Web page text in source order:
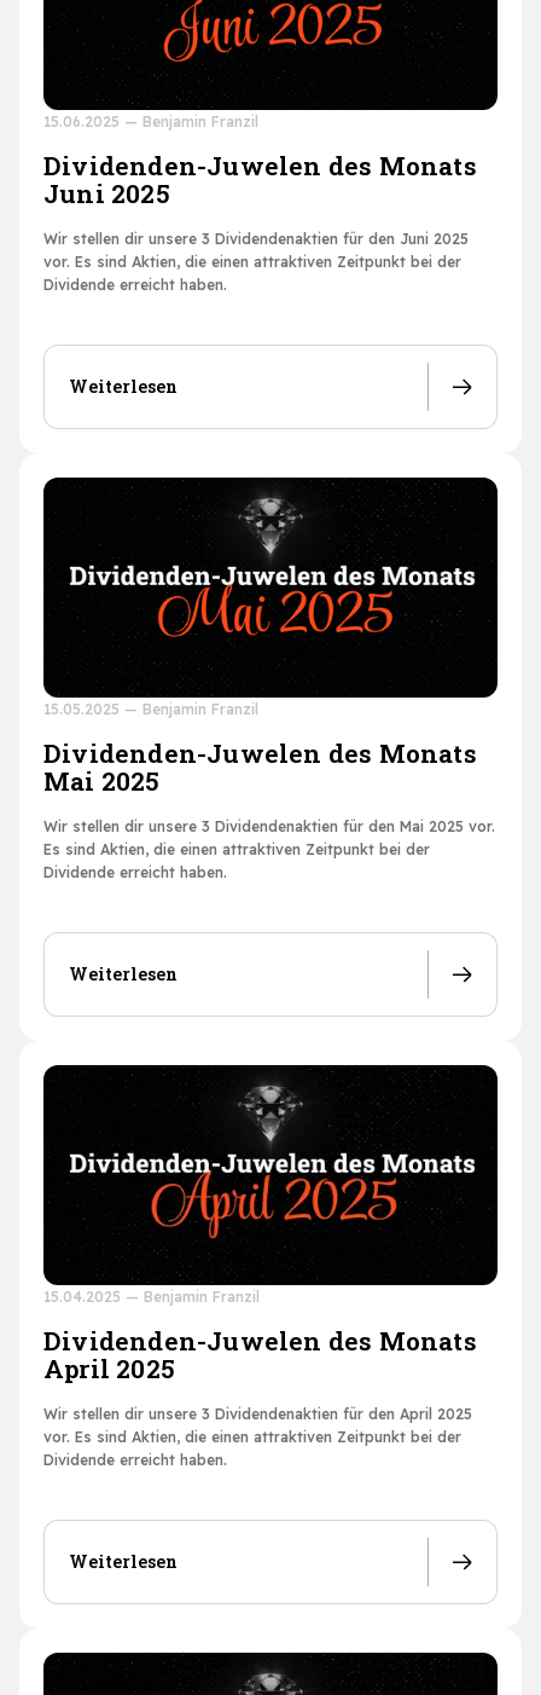
15.06.2025 — Benjamin Franzil
Dividenden-Juwelen des Monats
Juni 2025
Wir stellen dir unsere 3 Dividendenaktien für den Juni 2025
vor. Es sind Aktien, die einen attraktiven Zeitpunkt bei der
Dividende erreicht haben.
Weiterlesen
15.05.2025 — Benjamin Franzil
Dividenden-Juwelen des Monats
Mai 2025
Wir stellen dir unsere 3 Dividendenaktien für den Mai 2025 vor.
Es sind Aktien, die einen attraktiven Zeitpunkt bei der
Dividende erreicht haben.
Weiterlesen
15.04.2025 — Benjamin Franzil
Dividenden-Juwelen des Monats
April 2025
Wir stellen dir unsere 3 Dividendenaktien für den April 2025
vor. Es sind Aktien, die einen attraktiven Zeitpunkt bei der
Dividende erreicht haben.
Weiterlesen